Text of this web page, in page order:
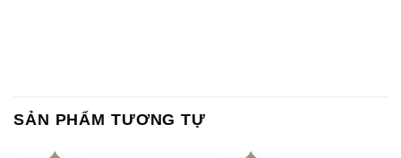
SẢN PHẨM TƯƠNG TỰ